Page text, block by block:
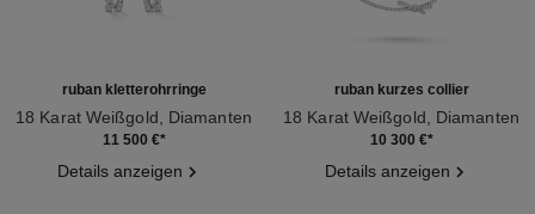
ruban kletterohrringe
18 Karat Weißgold, Diamanten
11 500 €*
Details anzeigen
ruban kurzes collier
18 Karat Weißgold, Diamanten
Ref. J1281910 300 €*
Details anzeigen